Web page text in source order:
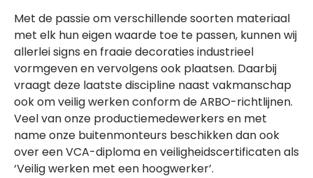
Met de passie om verschillende soorten materiaal
met elk hun eigen waarde toe te passen, kunnen wij
allerlei signs en fraaie decoraties industrieel
vormgeven en vervolgens ook plaatsen. Daarbij
vraagt deze laatste discipline naast vakmanschap
ook om veilig werken conform de ARBO-richtlijnen.
Veel van onze productiemedewerkers en met
name onze buitenmonteurs beschikken dan ook
over een VCA-diploma en veiligheidscertificaten als
‘Veilig werken met een hoogwerker’.